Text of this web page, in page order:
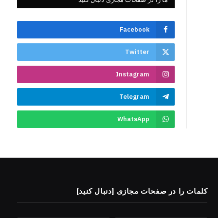
Facebook
Twitter
Instagram
Telegram
WhatsApp
کلمات را در صفحات مجازی [دنبال کنید]